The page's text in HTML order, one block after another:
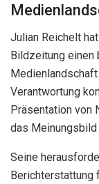
Julian Reichelt
Bildzeitung einen
Verantwortung
Präsentation von
das
Seine
Berichterstattung